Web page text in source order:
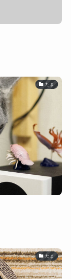
たま
たま